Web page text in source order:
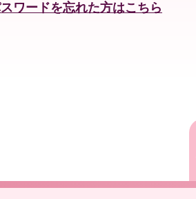
ワードを忘れた方はこちら